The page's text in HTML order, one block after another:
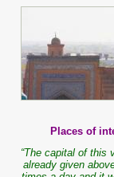
Places of
“The capital of this
already given